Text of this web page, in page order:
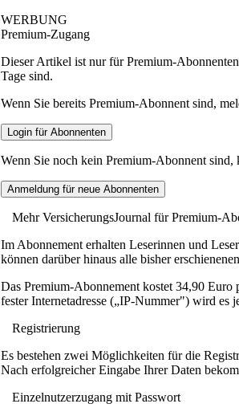
WERBUNG
Premium-Zugang
Dieser Artikel ist nur für Premium-
Tage sind.
Wenn Sie bereits Premium-Abonnent sind,
Wenn Sie noch kein Premium-Abonnent sind,
Mehr VersicherungsJournal für Premium-
Im Abonnement erhalten Leserinnen und
können darüber hinaus alle bisher
Das Premium-Abonnement kostet 34,90
fester Internetadresse („IP-Nummer") wird es
Registrierung
Es bestehen zwei Möglichkeiten für die
Nach erfolgreicher Eingabe Ihrer Daten
Einzelnutzerzugang mit Passwort